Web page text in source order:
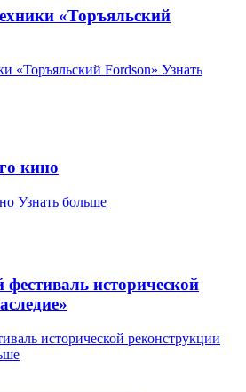
«Торъяльский
«Торъяльский Fordson» Узнать
кино
Узнать больше
исторической
исторической реконструкции